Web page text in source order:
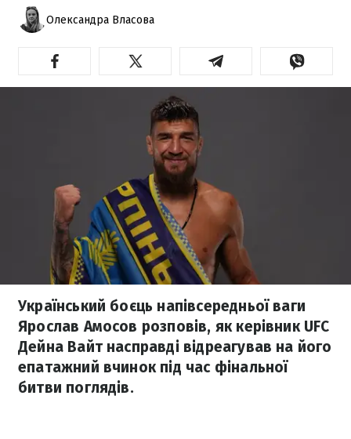
Олександра Власова
Український боєць напівсередньої ваги
Ярослав Амосов розповів, як керівник UFC
Дейна Вайт насправді відреагував на його
епатажний вчинок під час фінальної
битви поглядів.